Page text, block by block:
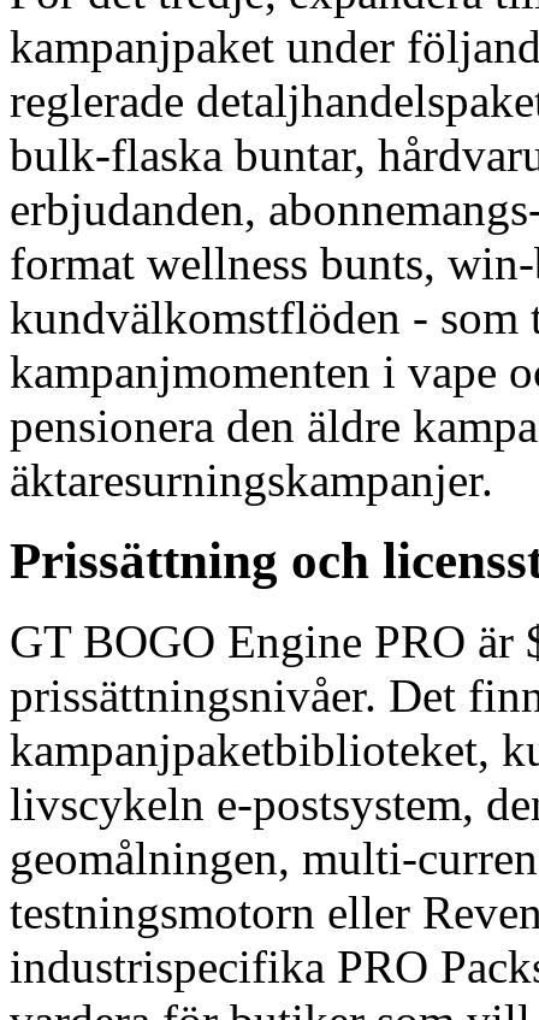
kampanjpaket under
reglerade
bulk-flaska buntar,
erbjudanden,
format wellness bunts,
kundvälkomstflöden - som
kampanjmomenten i vape
pensionera den äldre
äktaresurningskampanjer.
Prissättning och
GT BOGO Engine PRO är
prissättningsnivåer. Det
kampanjpaketbiblioteket,
livscykeln e-postsystem,
geomålningen, multi-
testningsmotorn eller
industrispecifika PRO